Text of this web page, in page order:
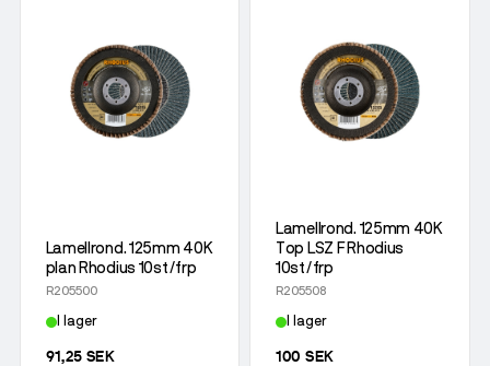
Lamellrond. 125mm 40K
plan Rhodius 10st/frp
R205500
I lager
91,25 SEK
Lamellrond. 125mm 40K
Top LSZ F Rhodius
10st/frp
R205508
I lager
100 SEK